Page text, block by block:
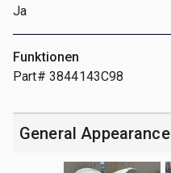
Ja
Funktionen
Part# 3844143C98
General Appearance